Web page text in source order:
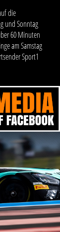
die
und Sonntag
60 Minuten
am Samstag
Sport1